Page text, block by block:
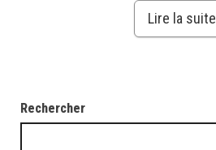
Lire la suite
Rechercher